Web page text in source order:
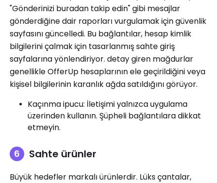
"Gönderinizi buradan takip edin" gibi mesajlar
gönderdiğine dair raporları vurgulamak için güvenlik
sayfasını güncelledi. Bu bağlantılar, hesap kimlik
bilgilerini çalmak için tasarlanmış sahte giriş
sayfalarına yönlendiriyor. detay giren mağdurlar
genellikle OfferUp hesaplarının ele geçirildiğini veya
kişisel bilgilerinin karanlık ağda satıldığını görüyor.
Kaçınma ipucu: İletişimi yalnızca uygulama
üzerinden kullanın. Şüpheli bağlantılara dikkat
etmeyin.
Sahte ürünler
Büyük hedefler markalı ürünlerdir. Lüks çantalar,